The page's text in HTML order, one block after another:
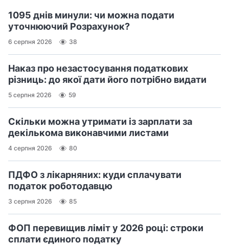
1095 днів минули: чи можна подати
уточнюючий Розрахунок?
6 серпня 2026 38
Наказ про незастосування податкових
різниць: до якої дати його потрібно видати
5 серпня 2026 59
Скільки можна утримати із зарплати за
декількома виконавчими листами
4 серпня 2026 80
ПДФО з лікарняних: куди сплачувати
податок роботодавцю
3 серпня 2026 85
ФОП перевищив ліміт у 2026 році: строки
сплати єдиного податку